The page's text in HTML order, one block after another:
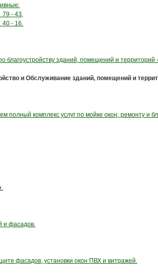
- 43,
- 16.
благоустройству зданий, помещений и
и Обслуживание зданий, помещений и
полный комплекс услуг по мойке окон, ремонту и
и фасадов.
фасадов, установки окон ПВХ и витражей.